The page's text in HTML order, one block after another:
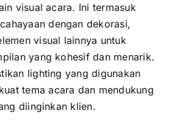
visual acara. Ini termasuk
dengan dekorasi,
visual lainnya untuk
yang kohesif dan menarik.
lighting yang digunakan
tema acara dan mendukung
diinginkan klien.